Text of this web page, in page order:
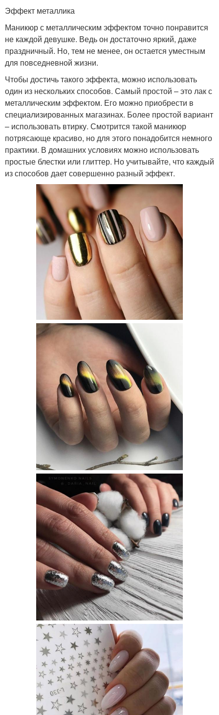
Эффект металлика
Маникюр с металлическим эффектом точно понравится
не каждой девушке. Ведь он достаточно яркий, даже
праздничный. Но, тем не менее, он остается уместным
для повседневной жизни.
Чтобы достичь такого эффекта, можно использовать
один из нескольких способов. Самый простой – это лак с
металлическим эффектом. Его можно приобрести в
специализированных магазинах. Более простой вариант
– использовать втирку. Смотрится такой маникюр
потрясающе красиво, но для этого понадобится немного
практики. В домашних условиях можно использовать
простые блестки или глиттер. Но учитывайте, что каждый
из способов дает совершенно разный эффект.